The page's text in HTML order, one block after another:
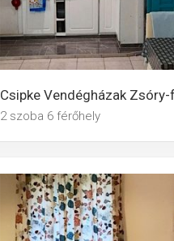
2 szoba 6 férőhely